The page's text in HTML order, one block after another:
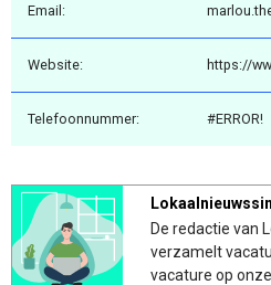
Email:
Website: https://
Telefoonnummer: #ERROR!
De redactie van
verzamelt
vacature op